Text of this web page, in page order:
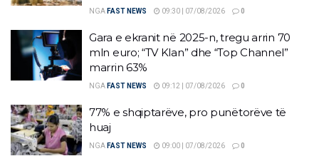
NGA FAST NEWS 09:30 | 07/08/2026 0
Gara e ekranit në 2025-n, tregu arrin 70
mln euro; “TV Klan” dhe “Top Channel”
marrin 63%
NGA FAST NEWS 09:12 | 07/08/2026 0
77% e shqiptarëve, pro punëtorëve të
huaj
NGA FAST NEWS 09:00 | 07/08/2026 0